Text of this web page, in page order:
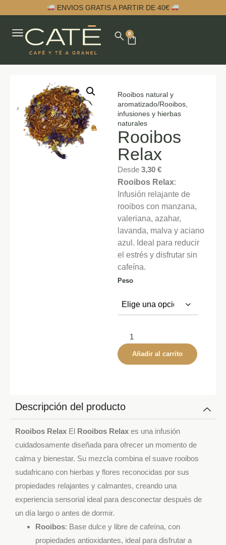
ENVIOS GRATIS A PARTIR DE 40€
0
Rooibos natural y
aromatizado/Rooibos,
infusiones y hierbas
naturales
Rooibos
Relax
Desde3,30€
Rooibos Relax:
Infusión relajante de
rooibos con manzana,
valeriana, azahar,
lavanda, malva y aciano
azul. Ideal para reducir
el estrés y disfrutar sin
cafeína.
Peso
Añadir al carrito
Descripción del producto
Rooibos Relax El Rooibos Relax es una infusión
cuidadosamente diseñada para ofrecer un momento de
calma y bienestar. Su mezcla combina el suave rooibos
sudafricano con hierbas y flores reconocidas por sus
propiedades relajantes y calmantes, creando una
experiencia sensorial ideal para desconectar después de
un día largo o antes de dormir.
Rooibos: Base dulce y libre de cafeína, con
propiedades antioxidantes, ideal para disfrutar a